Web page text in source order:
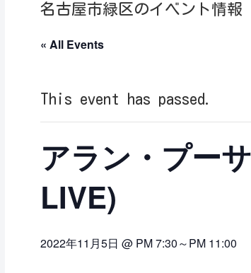
名古屋市緑区のイベント情報
« All Events
This event has passed.
アラン・プー
LIVE)
2022年11月5日 @ PM 7:30～PM 11:00